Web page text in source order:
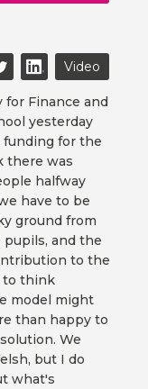
Video
for Finance and
yesterday
funding for the
there was
halfway
have to be
ground from
pupils, and the
to the
to think
model might
than happy to
We
but I do
what's